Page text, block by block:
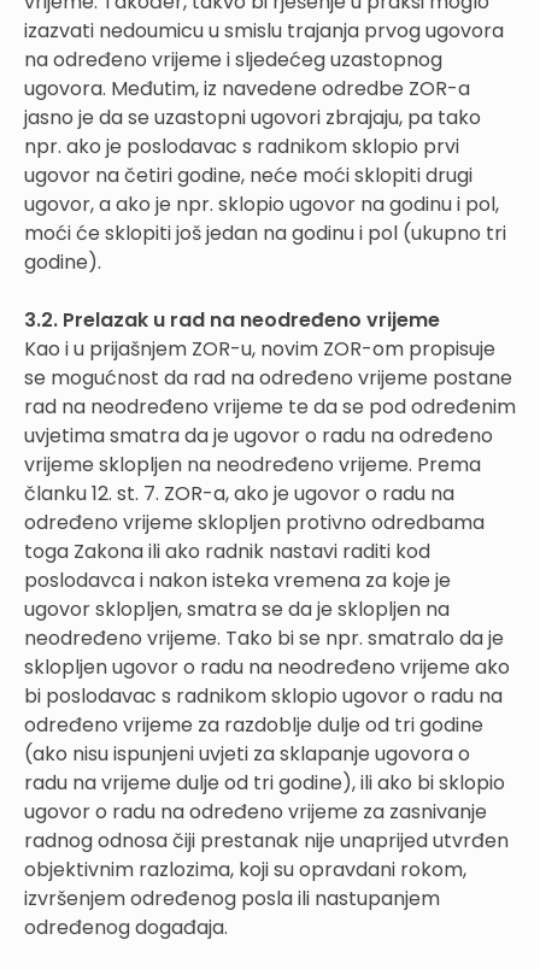
izazvati nedoumicu u smislu trajanja prvog ugovora
na određeno vrijeme i sljedećeg uzastopnog
ugovora. Međutim, iz navedene odredbe ZOR-a
jasno je da se uzastopni ugovori zbrajaju, pa tako
npr. ako je poslodavac s radnikom sklopio prvi
ugovor na četiri godine, neće moći sklopiti drugi
ugovor, a ako je npr. sklopio ugovor na godinu i pol,
moći će sklopiti još jedan na godinu i pol (ukupno tri
godine).
3.2. Prelazak u rad na neodređeno vrijeme
Kao i u prijašnjem ZOR-u, novim ZOR-om propisuje
se mogućnost da rad na određeno vrijeme postane
rad na neodređeno vrijeme te da se pod određenim
uvjetima smatra da je ugovor o radu na određeno
vrijeme sklopljen na neodređeno vrijeme. Prema
članku 12. st. 7. ZOR-a, ako je ugovor o radu na
određeno vrijeme sklopljen protivno odredbama
toga Zakona ili ako radnik nastavi raditi kod
poslodavca i nakon isteka vremena za koje je
ugovor sklopljen, smatra se da je sklopljen na
neodređeno vrijeme. Tako bi se npr. smatralo da je
sklopljen ugovor o radu na neodređeno vrijeme ako
bi poslodavac s radnikom sklopio ugovor o radu na
određeno vrijeme za razdoblje dulje od tri godine
(ako nisu ispunjeni uvjeti za sklapanje ugovora o
radu na vrijeme dulje od tri godine), ili ako bi sklopio
ugovor o radu na određeno vrijeme za zasnivanje
radnog odnosa čiji prestanak nije unaprijed utvrđen
objektivnim razlozima, koji su opravdani rokom,
izvršenjem određenog posla ili nastupanjem
određenog događaja.